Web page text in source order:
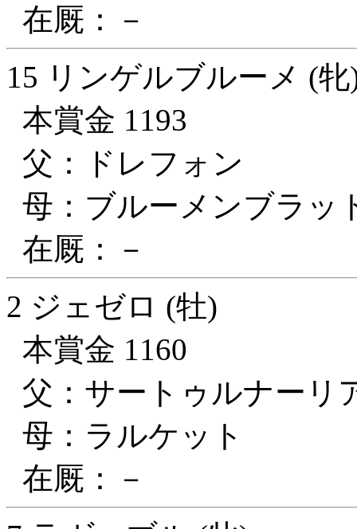
在厩：－
15 リンゲルブルーメ (牝
本賞金 1193
父：ドレフォン
母：ブルーメンブラッ
在厩：－
2 ジェゼロ (牡)
本賞金 1160
父：サートゥルナーリ
母：ラルケット
在厩：－